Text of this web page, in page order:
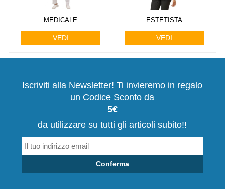
MEDICALE
VEDI
ESTETISTA
VEDI
Iscriviti alla Newsletter! Ti invieremo in regalo
un Codice Sconto da
5€
da utilizzare su tutti gli articoli subito!!
Conferma